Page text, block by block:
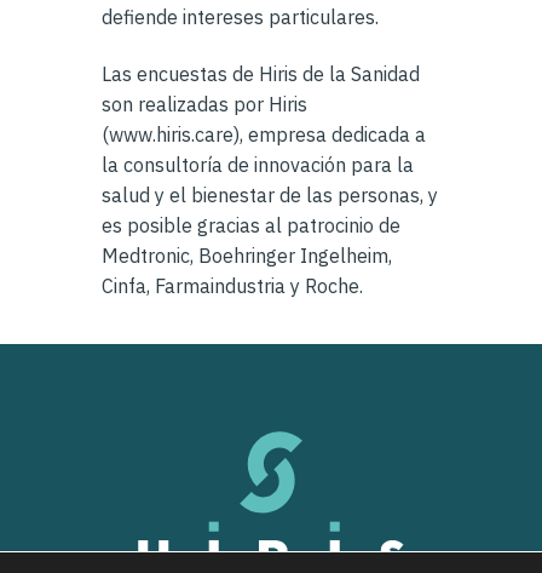
defiende intereses particulares.
Las encuestas de Hiris de la Sanidad
son realizadas por Hiris
(www.hiris.care), empresa dedicada a
la consultoría de innovación para la
salud y el bienestar de las personas, y
es posible gracias al patrocinio de
Medtronic, Boehringer Ingelheim,
Cinfa, Farmaindustria y Roche.